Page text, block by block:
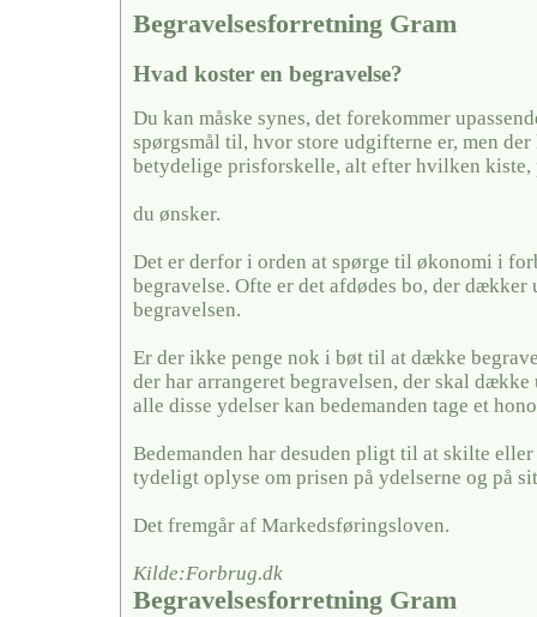
Begravelsesforretning Gram
Hvad koster en begravelse?
Du kan måske synes, det forekommer
spørgsmål til, hvor store udgifterne er, men
betydelige prisforskelle, alt efter hvilken kiste,
du ønsker.
Det er derfor i orden at spørge til økonomi i
begravelse. Ofte er det afdødes bo, der
begravelsen.
Er der ikke penge nok i bøt til at dække
der har arrangeret begravelsen, der skal
alle disse ydelser kan bedemanden tage et
Bedemanden har desuden pligt til at skilte eller
tydeligt oplyse om prisen på ydelserne og på
Det fremgår af Markedsføringsloven.
Kilde:Forbrug.dk
Begravelsesforretning Gram